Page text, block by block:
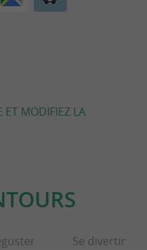
ET MODIFIEZ LA
Se divertir